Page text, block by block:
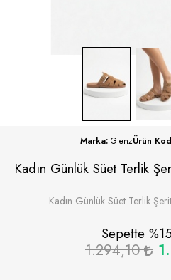
Marka: GlenzÜrün
Kadın Günlük Süet Terlik
Kadın Günlük Süet Terlik
Sepette %
1.294,10